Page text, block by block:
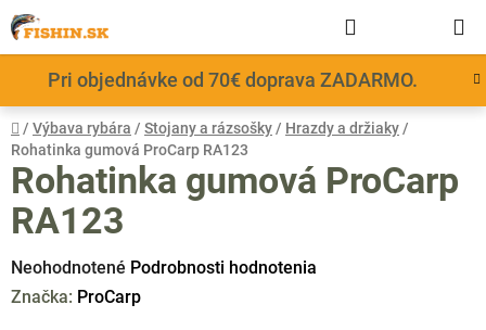
Prejsť
na
obsah
Pri objednávke od 70€ doprava ZADARMO.
KOŠÍK
Domov
/ Výbava rybára / Stojany a rázsošky / Hrazdy a držiaky /
Rohatinka gumová ProCarp RA123
Rohatinka gumová ProCarp
RA123
Priemerné
hodnotenie
Neohodnotené Podrobnosti hodnotenia
Značka: ProCarp